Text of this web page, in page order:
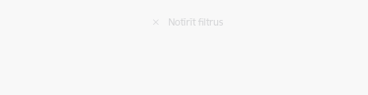
Notīrīt filtrus